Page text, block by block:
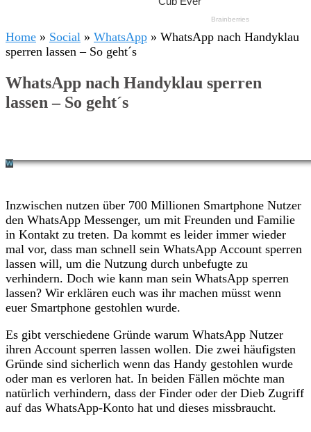
Home » Social » WhatsApp » WhatsApp nach Handyklau
sperren lassen – So geht´s
WhatsApp nach Handyklau sperren
lassen – So geht´s
Inzwischen nutzen über 700 Millionen Smartphone Nutzer
den WhatsApp Messenger, um mit Freunden und Familie
in Kontakt zu treten. Da kommt es leider immer wieder
mal vor, dass man schnell sein WhatsApp Account sperren
lassen will, um die Nutzung durch unbefugte zu
verhindern. Doch wie kann man sein WhatsApp sperren
lassen? Wir erklären euch was ihr machen müsst wenn
euer Smartphone gestohlen wurde.
Es gibt verschiedene Gründe warum WhatsApp Nutzer
ihren Account sperren lassen wollen. Die zwei häufigsten
Gründe sind sicherlich wenn das Handy gestohlen wurde
oder man es verloren hat. In beiden Fällen möchte man
natürlich verhindern, dass der Finder oder der Dieb Zugriff
auf das WhatsApp-Konto hat und dieses missbraucht.